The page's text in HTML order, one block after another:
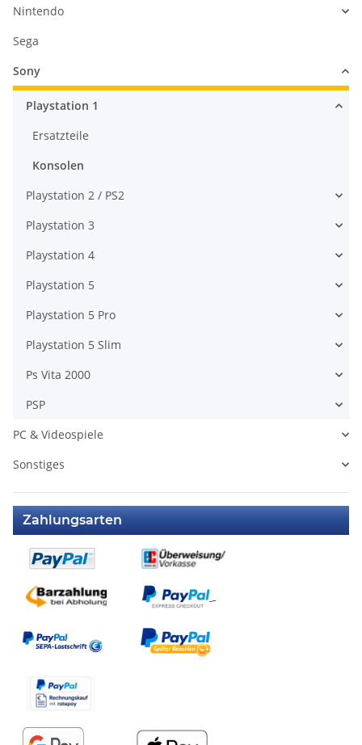
Nintendo
Sega
Sony
Playstation 1
Ersatzteile
Konsolen
Playstation 2 / PS2
Playstation 3
Playstation 4
Playstation 5
Playstation 5 Pro
Playstation 5 Slim
Ps Vita 2000
PSP
PC & Videospiele
Sonstiges
Zahlungsarten